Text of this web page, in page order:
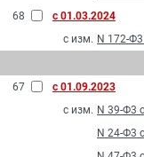
68
с 01.03.2024
с изм. N 172-
67
с 01.09.2023
с изм. N 39-Ф3
N 24-Ф3